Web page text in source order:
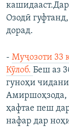
Озодӣ
дорад.
- Муҷозоти 33
Кӯлоб. Беш аз
гуноҳи
Амиршоҳзода,
ҳафтае пеш
нафар дар